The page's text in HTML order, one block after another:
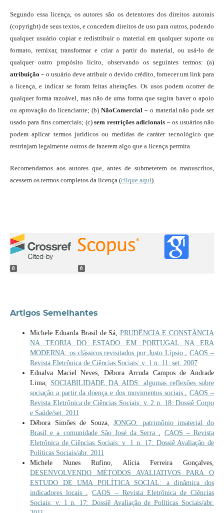
Segundo essa licença, os autores são os detentores dos direitos autorais
(copyright) de seus textos, e concedem direitos de uso para outros, podendo
qualquer usuário copiar e redistribuir o material em qualquer suporte ou
formato, remixar, transformar e criar a partir do material, ou usá-lo de
qualquer outro propósito lícito, observando os seguintes termos: (a)
atribuição – o usuário deve atribuir o devido crédito, fornecer um link para
a licença, e indicar se foram feitas alterações. Os usos podem ocorrer de
qualquer forma razoável, mas não de uma forma que sugira haver o apoio
ou aprovação do licenciante; (b)NãoComercial – o material não pode ser
usado para fins comerciais; (c)sem restrições adicionais – os usuários não
podem aplicar termos jurídicos ou medidas de caráter tecnológico que
restrinjam legalmente outros de fazerem algo que a licença permita.
Recomendamos aos autores que, antes de submeterem os manuscritos,
acessem os termos completos da licença (clique aqui).
0 0
Artigos Semelhantes
Michele Eduarda Brasil de Sá,PRUDÊNCIA E CONSTÂNCIA
NA TEORIA DO ESTADO EM PORTUGAL NA ERA
MODERNA: os clássicos revisitados por Justo Lípsio
,CAOS –
Revista Eletrônica de Ciências Sociais: v. 1 n. 11: set. 2007
Ednalva Maciel Neves, Débora Arruda Campos de Andrade
Lima, SOCIABILIDADE DA AIDS: algumas reflexões sobre
sociação a partir da doença e dos movimentos sociais
,CAOS –
Revista Eletrônica de Ciências Sociais: v. 2 n. 18: Dossiê Corpo
e Saúde/set. 2011
Débora Simões de Souza,JONGO: patrimônio imaterial do
Brasil e a comunidade São José da Serra
CAOS – Revista
Eletrônica de Ciências Sociais: v. 1 n. 17: Dossiê Avaliação de
Políticas Sociais/abr. 2011
Michele Nunes Rufino, Alícia Ferreira Gonçalves,
DESENVOLVENDO MÉTODOS AVALIATIVOS PARA O
ESTUDO DE UMA POLÍTICA SOCIAL: a dinâmica dos
indicadores locais
,CAOS – Revista Eletrônica de Ciências
Sociais: v. 1 n. 17: Dossiê Avaliação de Políticas Sociais/abr.